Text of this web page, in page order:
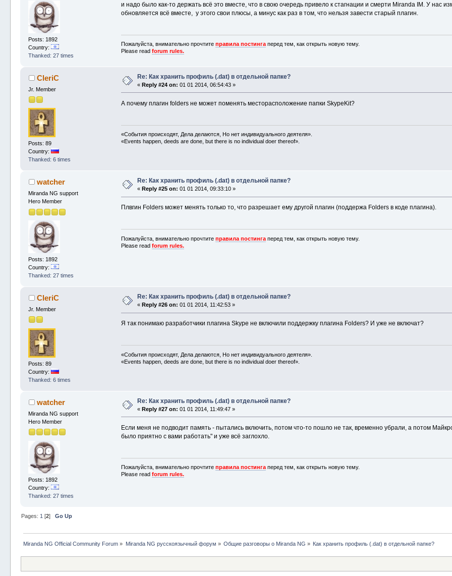
Posts: 1892
Country:
Thanked: 27 times
и надо было как-то держать всё это вместе, что в свою очередь привело к стагнации и смерти Miranda IM. У нас
обновляется всё вместе, у этого свои плюсы, а минус как раз в том, что нельзя завести старый плагин.
Пожалуйста, внимательно прочтите правила постингаперед тем, как открыть новую тему.
Please read forum rules.
CleriC
Jr. Member
Posts: 89
Country:
Thanked: 6 times
Re: Как хранить профиль (.dat) в отдельной папке?
«Reply #24 on: 01 01 2014, 06:54:43 »
А почему плагин folders не может поменять месторасположение папки SkypeKit?
«События происходят, Дела делаются, Но нет индивидуального деятеля».
«Events happen, deeds are done, but there is no individual doer thereof».
watcher
Miranda NG support
Hero Member
Posts: 1892
Country:
Thanked: 27 times
Re: Как хранить профиль (.dat) в отдельной папке?
« Reply #25 on: 01 01 2014, 09:33:10 »
Плвгин Folders может менять только то, что разрешает ему другой плагин (поддержа Folders в коде плагина).
Пожалуйста, внимательно прочтите правила постингаперед тем, как открыть новую тему.
Please read forum rules.
CleriC
Jr. Member
Posts: 89
Country:
Thanked: 6 times
Re: Как хранить профиль (.dat) в отдельной папке?
« Reply #26 on: 01 01 2014, 11:42:53 »
Я так понимаю разработчики плагина Skype не включили поддержку плагина Folders? И уже не включат?
«События происходят, Дела делаются, Но нет индивидуального деятеля».
«Events happen, deeds are done, but there is no individual doer thereof».
watcher
Miranda NG support
Hero Member
Posts: 1892
Country:
Thanked: 27 times
Re: Как хранить профиль (.dat) в отдельной папке?
«Reply #27 on: 01 01 2014, 11:49:47 »
Если меня не подводит память - пытались включить, потом что-то пошло не так, временно убрали, а потом
было приятно с вами работать" и уже всё заглохло.
Пожалуйста, внимательно прочтите правила постингаперед тем, как открыть новую тему.
Please read forum rules.
Pages: 1 [2]Go Up
Miranda NG Official Community Forum » Miranda NG русскоязычный форум » Общие разговоры о Miranda NG » Как хранить профиль (.dat) в отдельной папке?